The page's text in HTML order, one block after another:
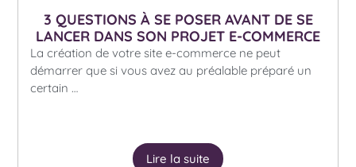
3 QUESTIONS À SE POSER AVANT DE SE
LANCER DANS SON PROJET E-COMMERCE
La création de votre site e-commerce ne peut
démarrer que si vous avez au préalable préparé un
certain …
Lire la suite